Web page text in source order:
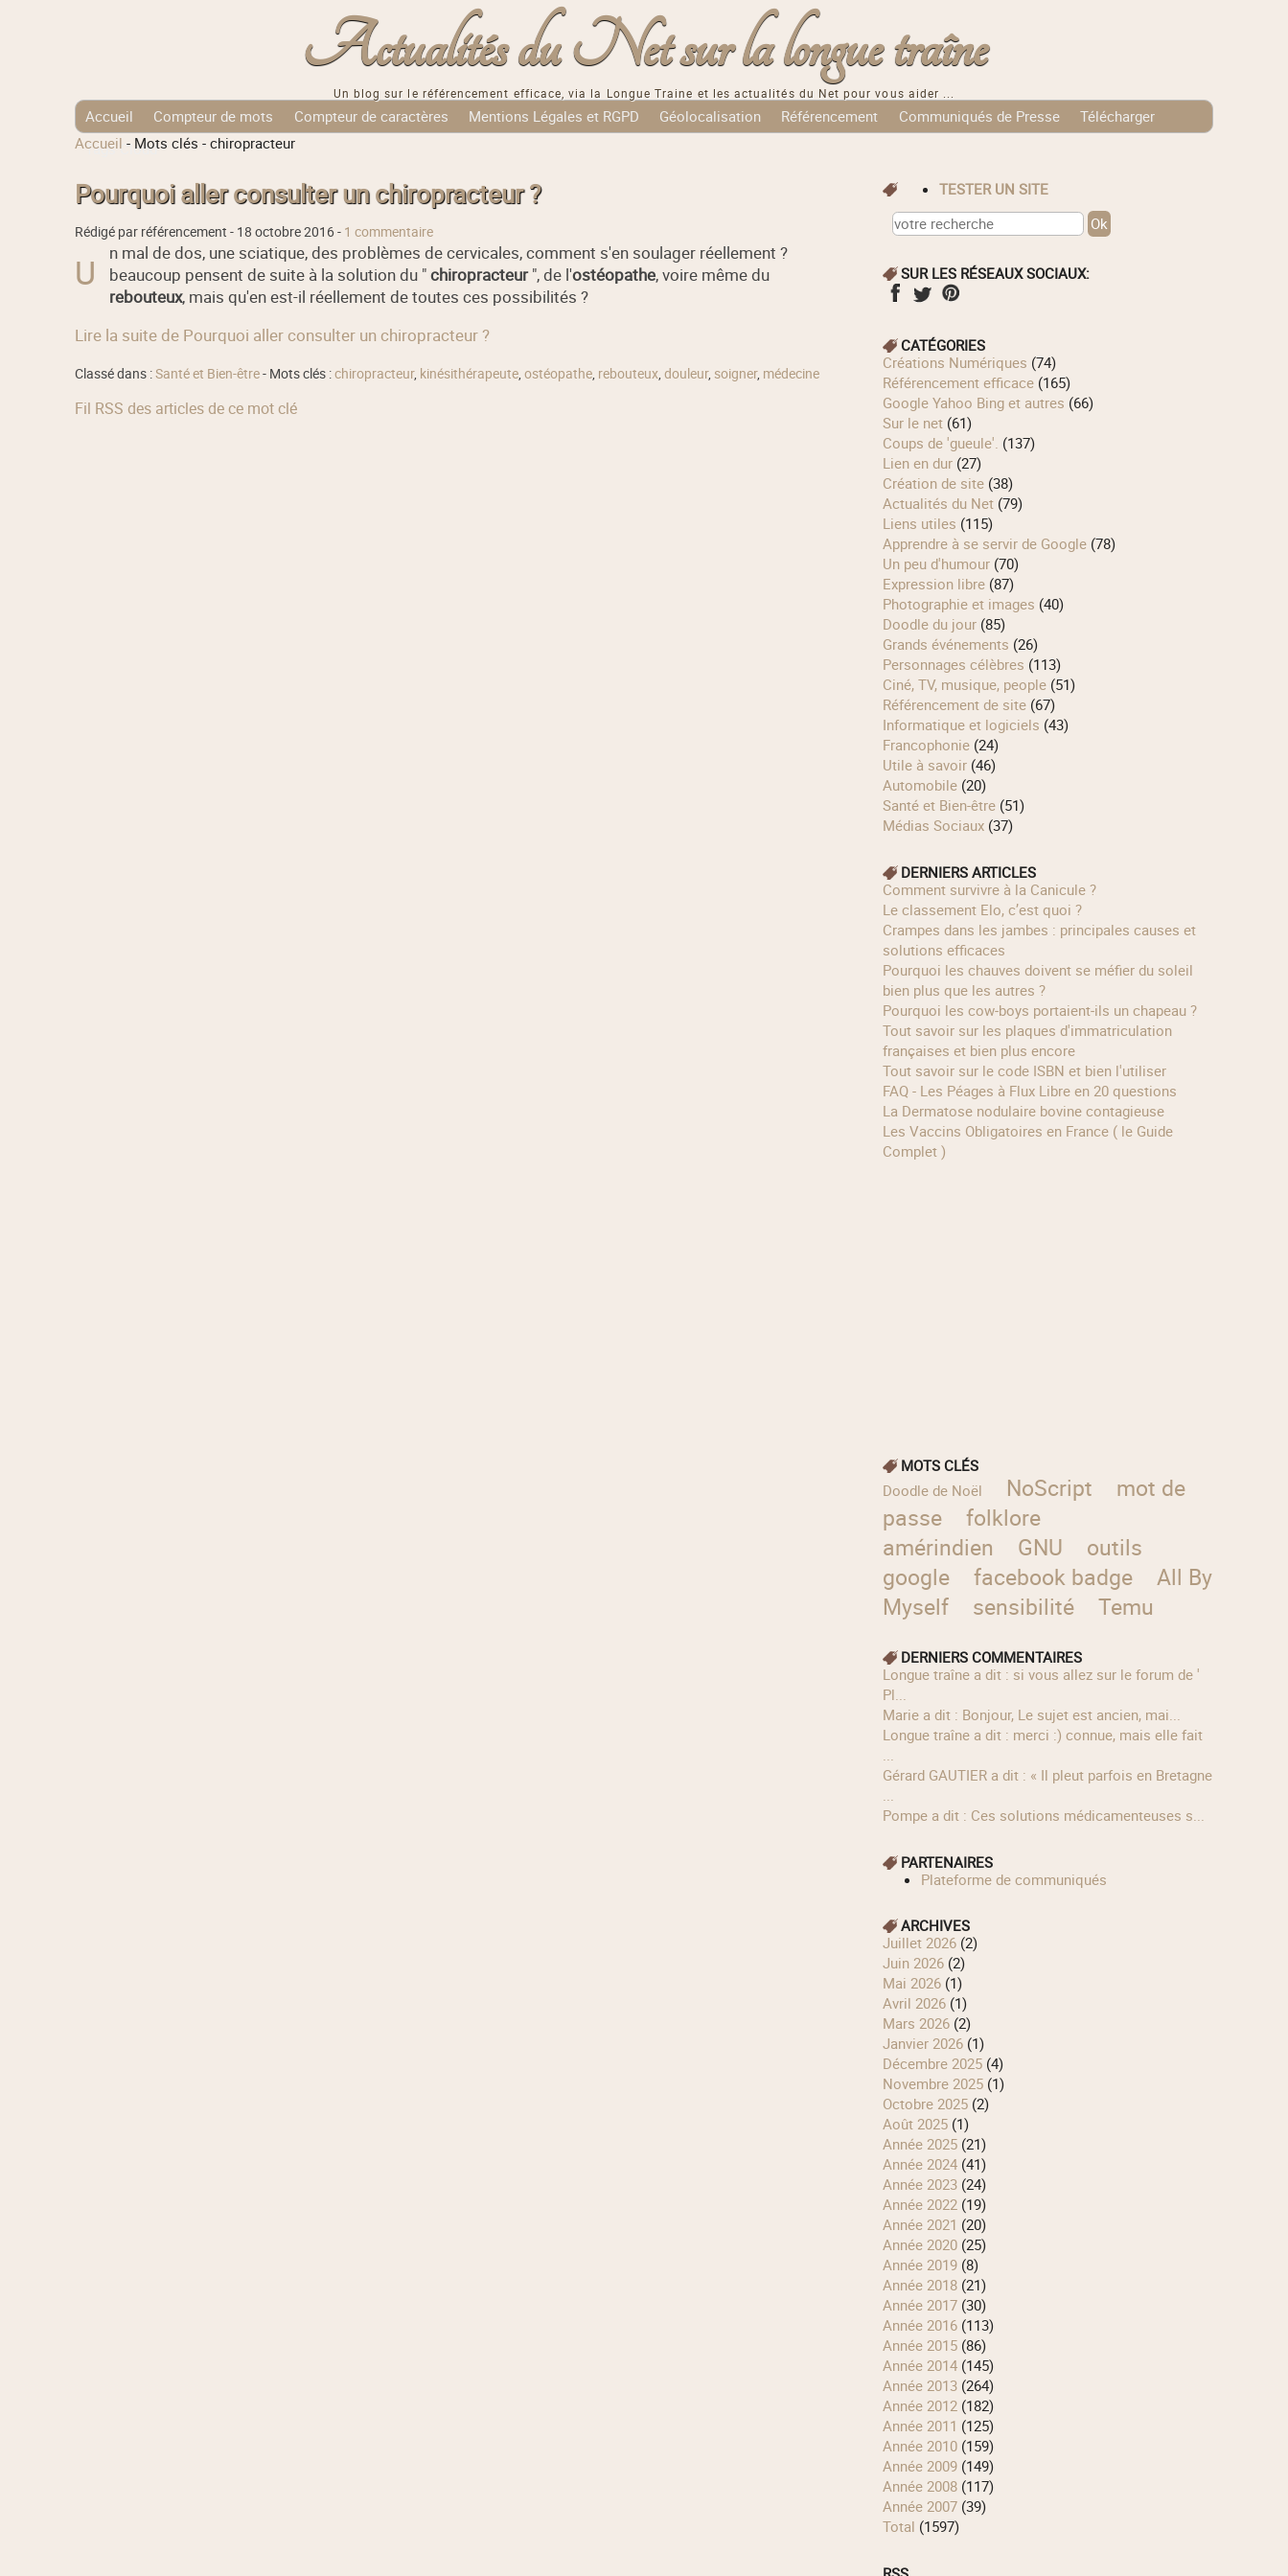
Actualités du Net sur la longue traîne
Un blog sur le référencement efficace, via la Longue Traine et les actualités du Net pour vous aider ...
Accueil Compteur de mots Compteur de caractères Mentions Légales et RGPD Géolocalisation Référencement Communiqués de Presse
Télécharger
Tags Cloud
Accueil - Mots clés - chiropracteur
Pourquoi aller consulter un chiropracteur ?
Rédigé par référencement - 18 octobre 2016- 1 commentaire
U
n mal de dos, une sciatique, des problèmes de cervicales, comment s'en soulager réellement ?
beaucoup pensent de suite à la solution du "chiropracteur", de l'ostéopathe, voire même du
rebouteux, mais qu'en est-il réellement de toutes ces possibilités ?
Lire la suite de Pourquoi aller consulter un chiropracteur ?
Classé dans :Santé et Bien-être- Mots clés :chiropracteur, kinésithérapeute, ostéopathe, rebouteux, douleur, soigner, médecine
Fil RSS des articles de ce mot clé
TESTER UN SITE
SUR LES RÉSEAUX SOCIAUX:
CATÉGORIES
Créations Numériques (74)
Référencement efficace(165)
Google Yahoo Bing et autres (66)
Sur le net(61)
Coups de 'gueule'. (137)
Lien en dur(27)
Création de site(38)
Actualités du Net(79)
Liens utiles (115)
Apprendre à se servir de Google(78)
Un peu d'humour(70)
Expression libre(87)
Photographie et images (40)
Doodle du jour(85)
Grands événements (26)
Personnages célèbres (113)
Ciné, TV, musique, people(51)
Référencement de site(67)
Informatique et logiciels (43)
Francophonie(24)
Utile à savoir(46)
Automobile(20)
Santé et Bien-être(51)
Médias Sociaux(37)
DERNIERS ARTICLES
Comment survivre à la Canicule ?
Le classement Elo, c’est quoi ?
Crampes dans les jambes : principales causes et
solutions efficaces
Pourquoi les chauves doivent se méfier du soleil
bien plus que les autres ?
Pourquoi les cow‑boys portaient‑ils un chapeau ?
Tout savoir sur les plaques d'immatriculation
françaises et bien plus encore
Tout savoir sur le code ISBN et bien l'utiliser
FAQ - Les Péages à Flux Libre en 20 questions
La Dermatose nodulaire bovine contagieuse
Les Vaccins Obligatoires en France ( le Guide
Complet )
MOTS CLÉS
Doodle de Noël
NoScript
mot de
passe
folklore
amérindien
GNU
outils
google
facebook badge
All By
Myself
sensibilité Temu
DERNIERS COMMENTAIRES
longue traîne a dit : si vous allez sur le forum de '
Pl...
Marie a dit : Bonjour, Le sujet est ancien, mai...
longue traîne a dit : merci :) connue, mais elle fait
...
Gérard GAUTIER a dit : « Il pleut parfois en Bretagne
...
Pompe a dit : Ces solutions médicamenteuses s...
PARTENAIRES
Plateforme de communiqués
ARCHIVES
juillet 2026(2)
juin 2026(2)
mai 2026(1)
avril 2026(1)
mars 2026(2)
janvier 2026(1)
décembre 2025(4)
novembre 2025(1)
octobre 2025(2)
août 2025(1)
année 2025(21)
année 2024(41)
année 2023(24)
année 2022(19)
année 2021 (20)
année 2020(25)
année 2019(8)
année 2018(21)
année 2017(30)
année 2016(113)
année 2015(86)
année 2014(145)
année 2013(264)
année 2012(182)
année 2011 (125)
année 2010(159)
année 2009(149)
année 2008(117)
année 2007(39)
total (1597)